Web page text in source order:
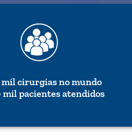
mil cirurgias no mundo
mil pacientes atendidos